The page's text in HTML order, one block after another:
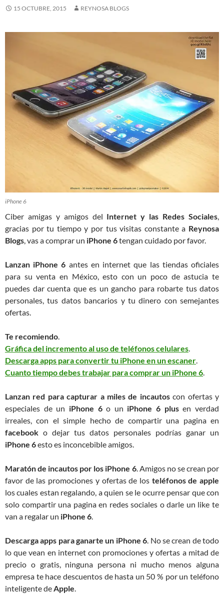
15 OCTUBRE, 2015 REYNOSA BLOGS
iPhone 6
Ciber amigas y amigos del Internet y las Redes Sociales,
gracias por tu tiempo y por tus visitas constante a Reynosa
Blogs, vas a comprar un iPhone 6tengan cuidado por favor.
Lanzan iPhone 6 antes en internet que las tiendas oficiales
para su venta en México, esto con un poco de astucia te
puedes dar cuenta que es un gancho para robarte tus datos
personales, tus datos bancarios y tu dinero con semejantes
ofertas.
Te recomiendo.
Gráfica del incremento al uso de teléfonos celulares.
Descarga apps para convertir tu iPhone en un escaner.
Cuanto tiempo debes trabajar para comprar un iPhone 6.
Lanzan red para capturar a miles de incautoscon ofertas y
especiales de un iPhone 6o un iPhone 6 plusen verdad
irreales, con el simple hecho de compartir una pagina en
facebook o dejar tus datos personales podrías ganar un
iPhone 6esto es inconcebible amigos.
Maratón de incautos por los iPhone 6. Amigos no se crean por
favor de las promociones y ofertas de los teléfonos de apple
los cuales estan regalando, a quien se le ocurre pensar que con
solo compartir una pagina en redes sociales o darle un like te
van a regalar un iPhone 6.
Descarga apps para ganarte un iPhone 6. No se crean de todo
lo que vean en internet con promociones y ofertas a mitad de
precio o gratis, ninguna persona ni mucho menos alguna
empresa te hace descuentos de hasta un 50 % por un teléfono
inteligente deApple.